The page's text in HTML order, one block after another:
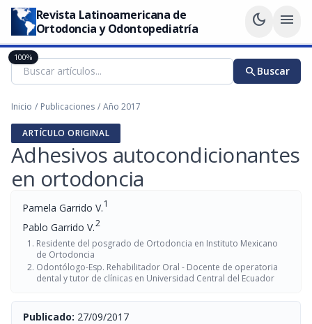
Revista Latinoamericana de
Ortodoncia y Odontopediatría
dark_mode menu
searchBuscar
Inicio / Publicaciones / Año 2017
ARTÍCULO ORIGINAL
Adhesivos autocondicionantes
en ortodoncia
Pamela Garrido V.1
Pablo Garrido V.2
Residente del posgrado de Ortodoncia en Instituto Mexicano
de Ortodoncia
Odontólogo-Esp. Rehabilitador Oral - Docente de operatoria
dental y tutor de clínicas en Universidad Central del Ecuador
Publicado: 27/09/2017
100%